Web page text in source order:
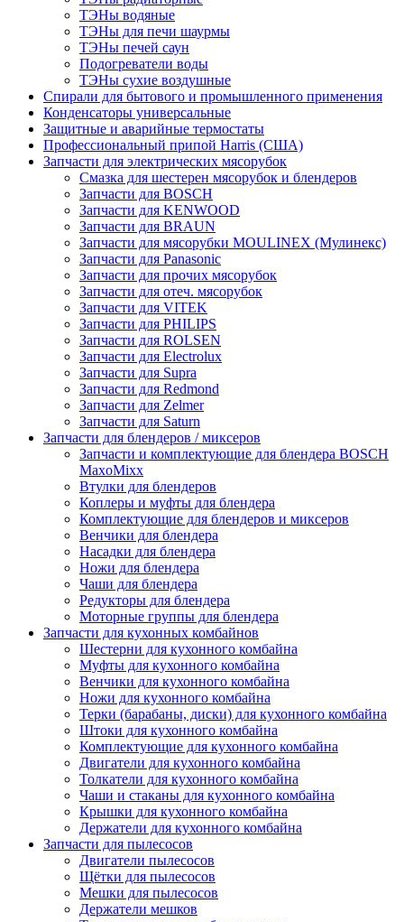
ТЭНы водяные
ТЭНы для печи шаурмы
ТЭНы печей саун
Подогреватели воды
ТЭНы сухие воздушные
Спирали для бытового и промышленного применения
Конденсаторы универсальные
Защитные и аварийные термостаты
Профессиональный припой Harris (США)
Запчасти для электрических мясорубок
Смазка для шестерен мясорубок и блендеров
Запчасти для BOSCH
Запчасти для KENWOOD
Запчасти для BRAUN
Запчасти для мясорубки MOULINEX (Мулинекс)
Запчасти для Panasonic
Запчасти для прочих мясорубок
Запчасти для отеч. мясорубок
Запчасти для VITEK
Запчасти для PHILIPS
Запчасти для ROLSEN
Запчасти для Electrolux
Запчасти для Supra
Запчасти для Redmond
Запчасти для Zelmer
Запчасти для Saturn
Запчасти для блендеров / миксеров
Запчасти и комплектующие для блендера BOSCH
MaxoMixx
Втулки для блендеров
Коплеры и муфты для блендера
Комплектующие для блендеров и миксеров
Венчики для блендера
Насадки для блендера
Ножи для блендера
Чаши для блендера
Редукторы для блендера
Моторные группы для блендера
Запчасти для кухонных комбайнов
Шестерни для кухонного комбайна
Муфты для кухонного комбайна
Венчики для кухонного комбайна
Ножи для кухонного комбайна
Терки (барабаны, диски) для кухонного комбайна
Штоки для кухонного комбайна
Комплектующие для кухонного комбайна
Двигатели для кухонного комбайна
Толкатели для кухонного комбайна
Чаши и стаканы для кухонного комбайна
Крышки для кухонного комбайна
Держатели для кухонного комбайна
Запчасти для пылесосов
Двигатели пылесосов
Щётки для пылесосов
Мешки для пылесосов
Держатели мешков